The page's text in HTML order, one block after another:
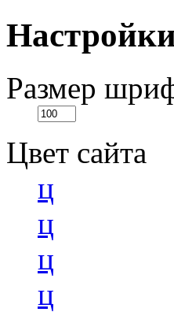
Размер
Цвет сайта
ц
ц
ц
ц